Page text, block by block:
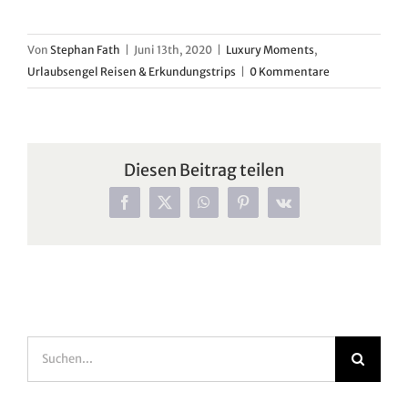
Von Stephan Fath | Juni 13th, 2020 | Luxury Moments,
Urlaubsengel Reisen & Erkundungstrips | 0 Kommentare
Diesen Beitrag teilen
Facebook
X WhatsAppPinterest
Vk